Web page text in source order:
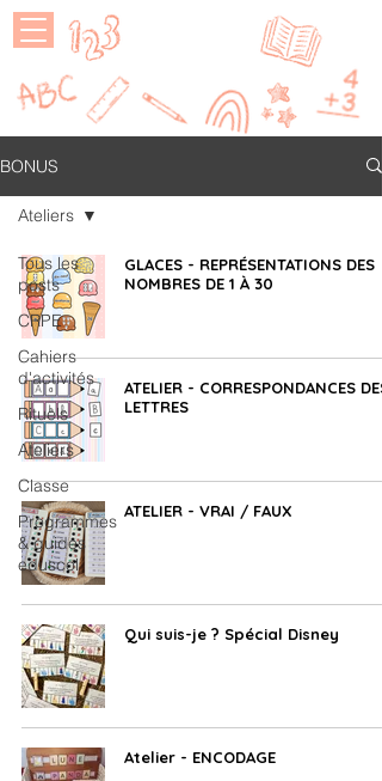
BONUS
Tous les
posts
CRPE
Cahiers
d'activités
Rituels
Ateliers
Classe
Programmes
& guides
eduscol
Ateliers
GLACES - REPRÉSENTATIONS DES
NOMBRES DE 1 À 30
ATELIER - CORRESPONDANCES DES
LETTRES
ATELIER - VRAI / FAUX
Qui suis-je ? Spécial Disney
Atelier - ENCODAGE